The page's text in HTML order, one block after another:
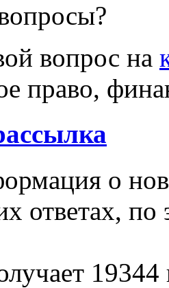
вопрос на
право,
о
ответах, по
19344